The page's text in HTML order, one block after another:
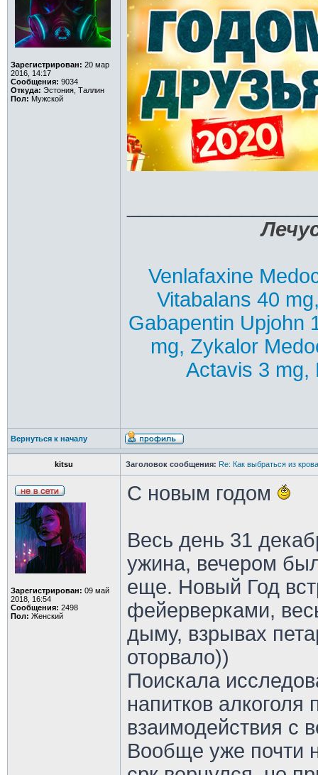
Зарегистрирован: 20 мар
2016, 14:17
Сообщения: 9034
Откуда: Эстония, Таллин
Пол: Мужской
Venlafaxine
Vitabalans 40
Gabapentin Upjohn
mg, Zykalor
Actavis 3 mg,
Вернуться к началу
kitsu Заголовок сообщения: Re: Как выбраться из
Зарегистрирован: 09 май
2018, 16:54
Сообщения: 2498
Пол: Женский
С новым годом
Весь день 31
ужина, вечером
еще. Новый Год
фейерверками,
дыму, взрывах
оторвало))
Поискала
напитков алкоголя
взаимодействия с
Вообще уже почти